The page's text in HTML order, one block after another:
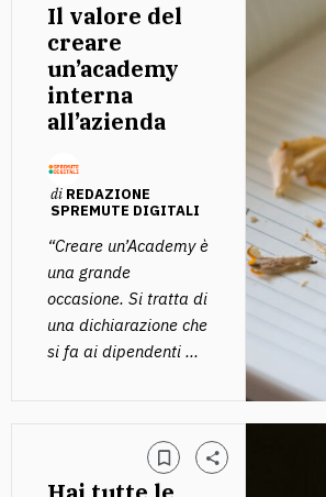
Il valore del
creare
un’academy
interna
all’azienda
di REDAZIONE
SPREMUTE DIGITALI
“Creare un’Academy è
una grande
occasione. Si tratta di
una dichiarazione che
si fa ai dipendenti ...